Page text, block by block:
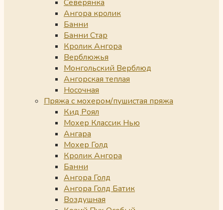
Северянка
Ангора кролик
Банни
Банни Стар
Кролик Ангора
Верблюжья
Монгольский Верблюд
Ангорская теплая
Носочная
Пряжа с мохером/пушистая пряжа
Кид Роял
Мохер Классик Нью
Ангара
Мохер Голд
Кролик Ангора
Банни
Ангора Голд
Ангора Голд Батик
Воздушная